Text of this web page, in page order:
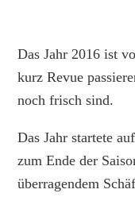
Das Jahr 2016 ist
kurz Revue
noch frisch sind.
Das Jahr startete
zum Ende der
überragendem